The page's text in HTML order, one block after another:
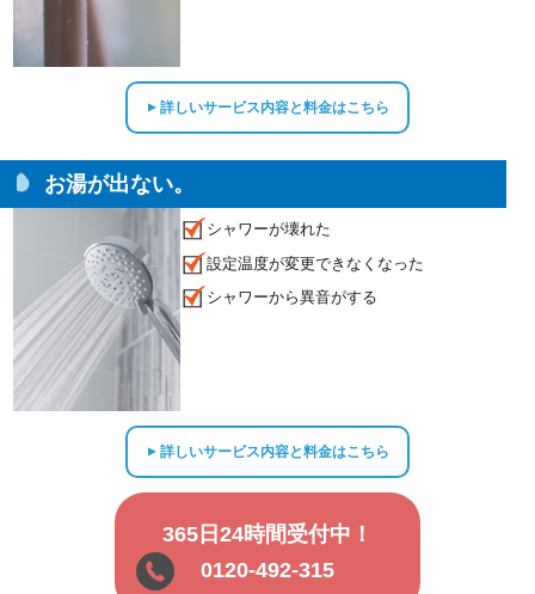
▲詳しいサービス内容と料金はこちら
お湯が出ない。
シャワーが壊れた
設定温度が変更できなくなった
シャワーから異音がする
▲詳しいサービス内容と料金はこちら
365日24時間受付中！
0120-492-315